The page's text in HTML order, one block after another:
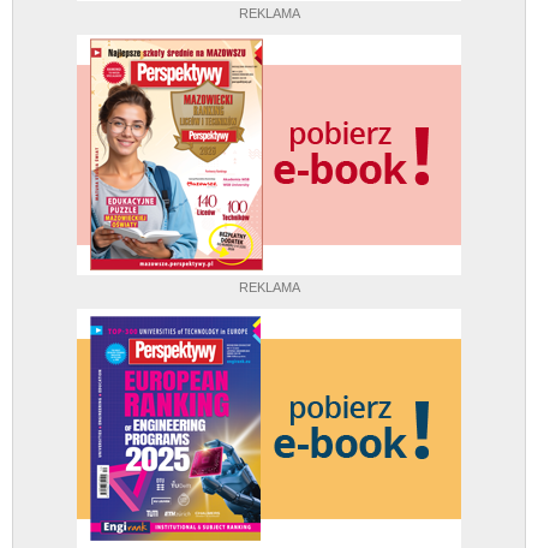
REKLAMA
REKLAMA